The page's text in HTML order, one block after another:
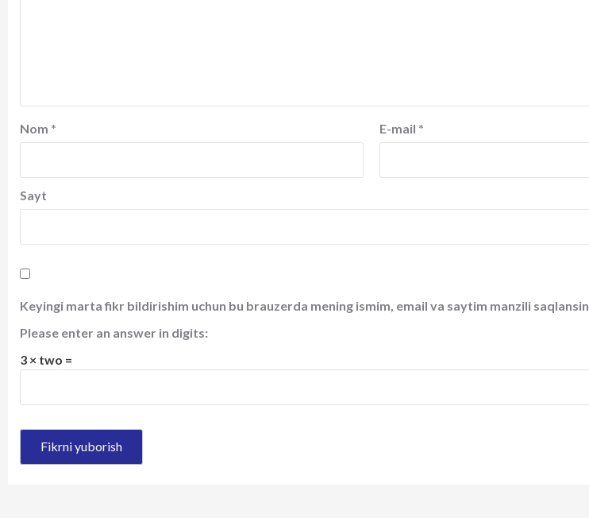
Nom * E-mail *
Sayt
Keyingi marta fikr bildirishim uchun bu brauzerda mening ismim, email va saytim manzili saqlansin.
Please enter an answer in digits:
3 × two =